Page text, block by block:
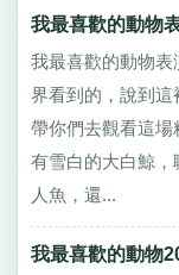
我最喜歡的動物
我最喜歡的動物表
界看到的，說到
帶你們去觀看這
有雪白的大白鯨
人魚，還...
我最喜歡的動物